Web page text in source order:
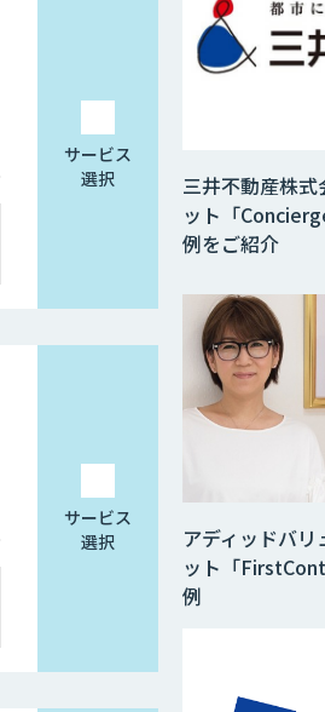
サービス
選択
サービス
選択
アディッドバ
ット「
例
三井不動産株
ット「
例をご紹介